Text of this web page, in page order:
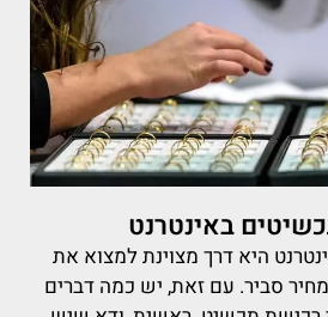
באינטרנט
היא דרך מצוינת למצוא את
סביר. עם זאת, יש כמה דברים